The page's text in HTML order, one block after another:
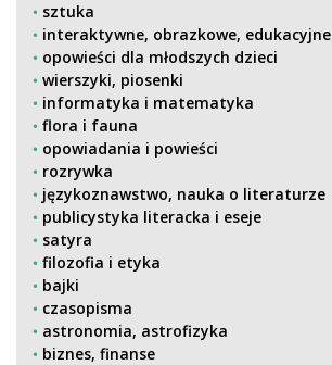
sztuka
interaktywne, obrazkowe, edukacyjne
opowieści dla młodszych dzieci
wierszyki, piosenki
informatyka i matematyka
flora i fauna
opowiadania i powieści
rozrywka
językoznawstwo, nauka o literaturze
publicystyka literacka i eseje
satyra
filozofia i etyka
bajki
czasopisma
astronomia, astrofizyka
biznes, finanse